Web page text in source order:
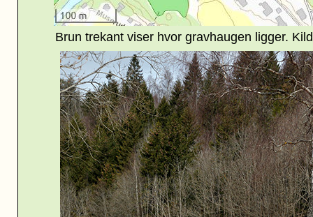
Brun trekant viser hvor gravhaugen ligger.